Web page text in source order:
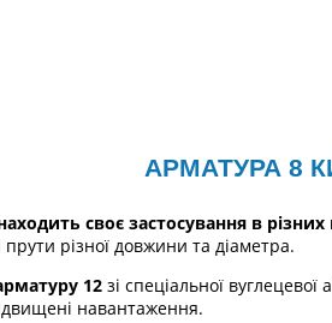
АРМАТУРА 8
своє застосування в
різної довжини та діаметра.
12 зі спеціальної
навантаження.